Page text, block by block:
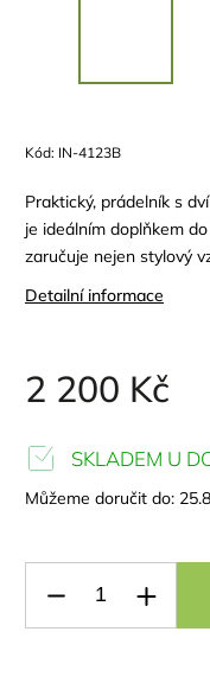
Kód: IN-4123B
Praktický, prádelník s
je ideálním doplňkem
zaručuje nejen stylový
Detailní informace
2 200 Kč
SKLADEM U
Můžeme doručit do: